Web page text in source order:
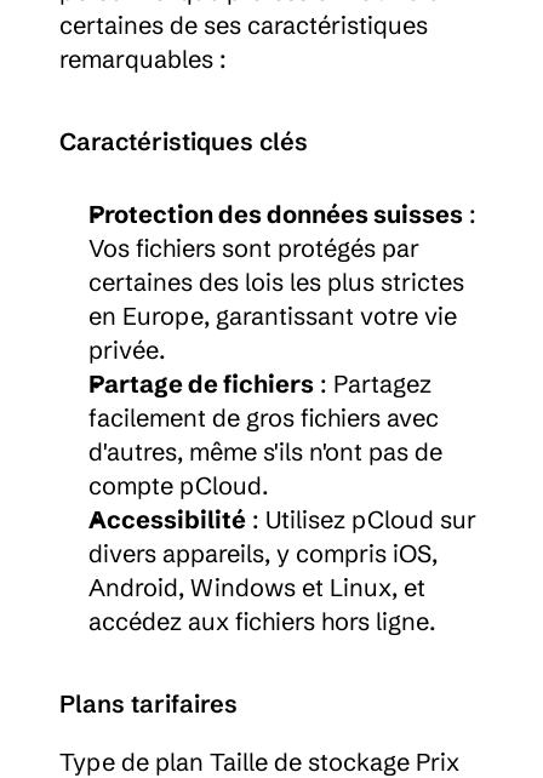
certaines de ses caractéristiques
remarquables :
Caractéristiques clés
Protection des données suisses :
Vos fichiers sont protégés par
certaines des lois les plus strictes
en Europe, garantissant votre vie
privée.
Partage de fichiers : Partagez
facilement de gros fichiers avec
d'autres, même s'ils n'ont pas de
compte pCloud.
Accessibilité : Utilisez pCloud sur
divers appareils, y compris iOS,
Android, Windows et Linux, et
accédez aux fichiers hors ligne.
Plans tarifaires
Type de plan Taille de stockage Prix